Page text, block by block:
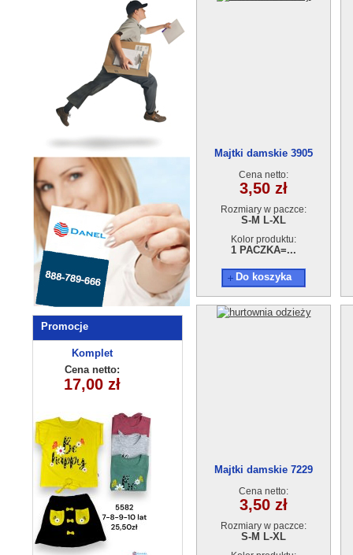
Promocje
Komplet
dziewczęcy
5582 (7-10)
4szt
Cena netto:
17,00 zł
Bluzka
dziecieca
(6-16）6szt
Cena netto:
17,00 zł
Majtki damskie 3905
Cena netto:
3,50 zł
Rozmiary w paczce:
S-M L-XL
Kolor produktu:
1 PACZKA=...
Do koszyka
Majtki damskie 7229
Cena netto:
3,50 zł
Rozmiary w paczce:
S-M L-XL